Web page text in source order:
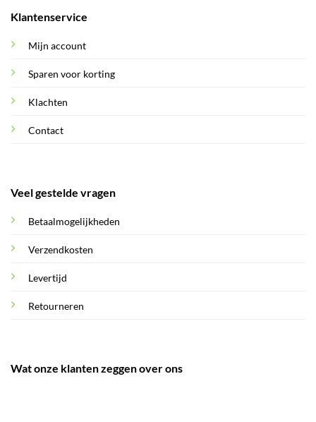
Klantenservice
Mijn account
Sparen voor korting
Klachten
Contact
Veel gestelde vragen
Betaalmogelijkheden
Verzendkosten
Levertijd
Retourneren
Wat onze klanten zeggen over ons